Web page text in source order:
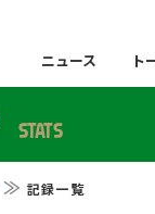
ニュース ト
STATS
記録一覧